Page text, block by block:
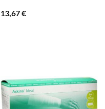
13,67€